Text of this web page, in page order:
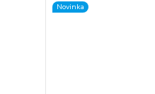
Novinka